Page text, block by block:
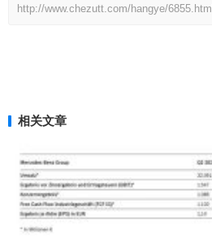
http://www.chezutt.com/hangye/6855.html
相关文章